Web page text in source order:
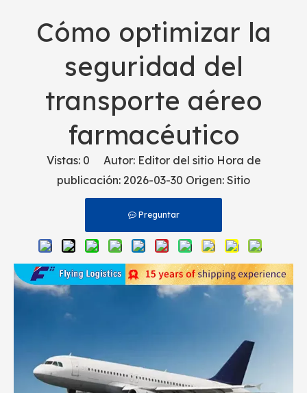
Cómo optimizar la
seguridad del
transporte aéreo
farmacéutico
Vistas: 0 Autor: Editor del sitio Hora de
publicación: 2026-03-30 Origen: Sitio
Preguntar